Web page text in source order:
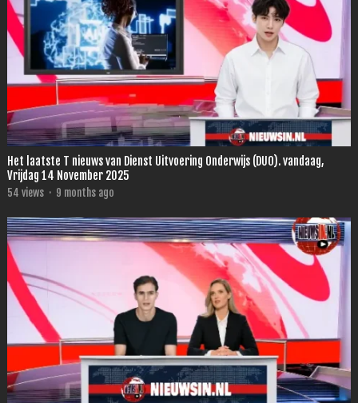
Het laatste T nieuws van Dienst Uitvoering Onderwijs (DUO). vandaag,
Vrijdag 14 November 2025
54 views · 9 months ago